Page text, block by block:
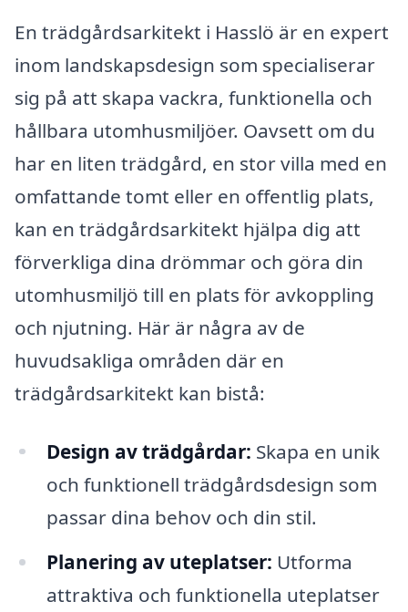
En trädgårdsarkitekt i Hasslö är en expert
inom landskapsdesign som specialiserar
sig på att skapa vackra, funktionella och
hållbara utomhusmiljöer. Oavsett om du
har en liten trädgård, en stor villa med en
omfattande tomt eller en offentlig plats,
kan en trädgårdsarkitekt hjälpa dig att
förverkliga dina drömmar och göra din
utomhusmiljö till en plats för avkoppling
och njutning. Här är några av de
huvudsakliga områden där en
trädgårdsarkitekt kan bistå:
Design av trädgårdar: Skapa en unik
och funktionell trädgårdsdesign som
passar dina behov och din stil.
Planering av uteplatser: Utforma
attraktiva och funktionella uteplatser